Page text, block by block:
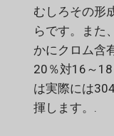
むしろその形
らです。また
かにクロム含
20％対16～
は実際には
揮します。.